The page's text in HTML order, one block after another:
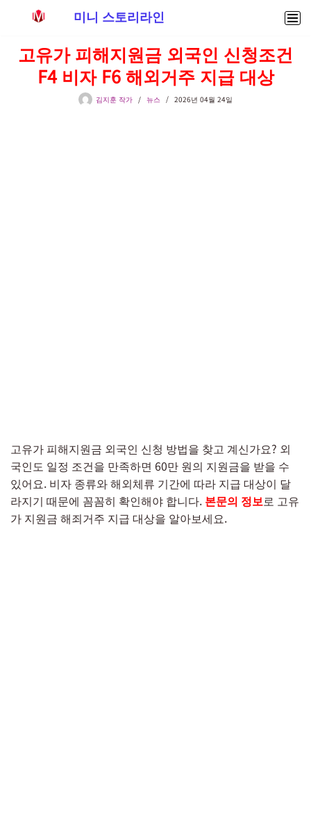
텐
미니 스토리라인
고유가 피해지원금 외국인 신청조건
F4 비자 F6 해외거주 지급 대상
김지훈 작가 뉴스 2026년 04월 24일
고유가 피해지원금 외국인 신청 방법을 찾고 계신가요? 외
국인도 일정 조건을 만족하면 60만 원의 지원금을 받을 수
있어요. 비자 종류와 해외체류 기간에 따라 지급 대상이 달
라지기 때문에 꼼꼼히 확인해야 합니다. 본문의 정보로 고유
가 지원금 해죄거주 지급 대상을 알아보세요.